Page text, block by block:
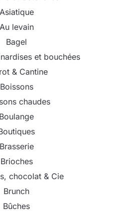
Asiatique
Au levain
Bagel
et bouchées
& Cantine
Boissons
chaudes
Boulange
Brasserie
Brioches
chocolat & Cie
Brunch
Bûches